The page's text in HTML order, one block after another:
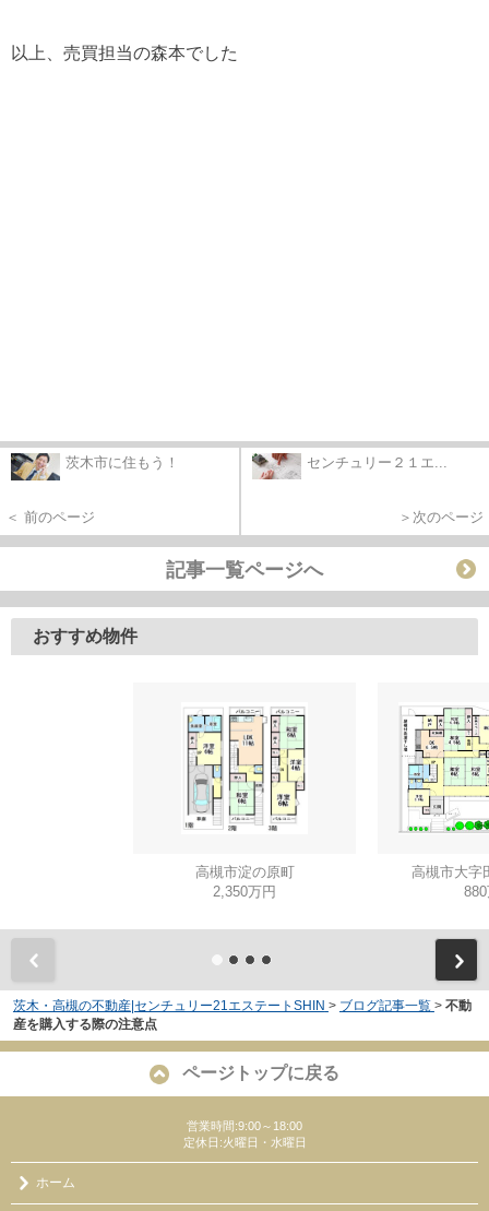
以上、売買担当の森本でした
茨木市に住もう！
＜ 前のページ
センチュリー２１エ...
＞次のページ
記事一覧ページへ
おすすめ物件
高槻市淀の原町
2,350万円
高槻市大字
茨木・高槻の不動産|センチュリー21エステートSHIN > ブログ記事一覧 > 不動
産を購入する際の注意点
ページトップに戻る
営業時間:9:00～18:00
定休日:火曜日・水曜日
ホーム